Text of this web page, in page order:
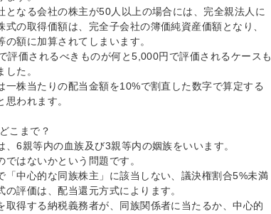
となる会社の株主が50人以上の場合には、完全親法人に
式の取得価額は、完全子会社の簿価純資産価額となり、
の額に加算されてしまいます。
評価されるべきものが何と5,000円で評価されるケースも
た。
一株当たりの配当金額を10%で割直した数字で算定する
思われます。
こまで？
、6親等内の血族及び3親等内の姻族をいいます。
ではないかという問題です。
「中心的な同族株主」に該当しない、議決権割合5%未満
の評価は、配当還元方式によります。
取得する納税義務者が、同族関係者に当たるか、中心的